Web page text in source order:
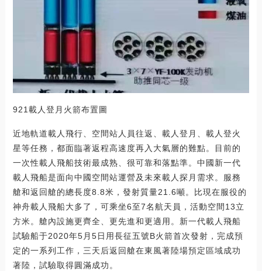
921載人登月火箭布置圖
近地軌道載人飛行、空間站人員往返、載人登月、載人登火
星等任務，都面臨著返程高速度再入大氣層的難點。目前的
一次性載人飛船技術最成熟、很可靠和落點準。中國新一代
載人飛船是面向中國空間站運營及未來載人探月需求。服務
艙和返回艙的總長度8.8米，發射質量21.6噸。比現在服役的
神舟載人飛船大多了，可乘坐6至7名航天員，活動空間13立
方米。艙內設施更齊全、更先進和更適用。新一代載人飛船
試驗船于2020年5月5日用長征五號B火箭首次發射，完成預
定的一系列工作，三天后返回艙在東風著陸場預定區域成功
著陸，試驗取得圓滿成功。